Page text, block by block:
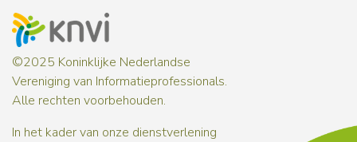
©2025 Koninklijke Nederlandse
Vereniging van Informatieprofessionals.
Alle rechten voorbehouden.
In het kader van onze dienstverlening